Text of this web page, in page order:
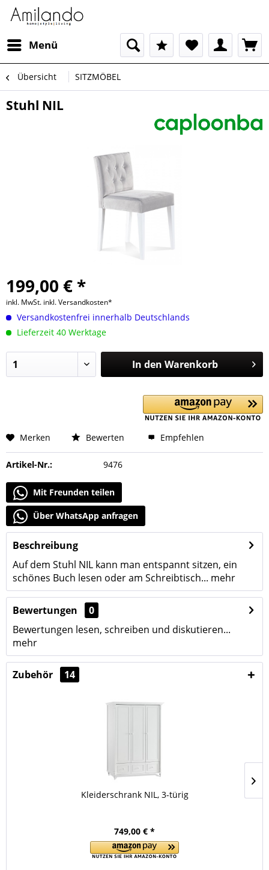
Menü
Übersicht SITZMÖBEL
Stuhl NIL
199,00 € *
inkl. MwSt. inkl. Versandkosten*
Versandkostenfrei innerhalb Deutschlands
Lieferzeit 40 Werktage
In den Warenkorb
Merken Bewerten Empfehlen
Artikel-Nr.: 9476
Mit Freunden teilen
Über WhatsApp anfragen
Beschreibung
Auf dem Stuhl NIL kann man entspannt sitzen, ein
schönes Buch lesen oder am Schreibtisch... mehr
Bewertungen
0
Bewertungen lesen, schreiben und diskutieren...
mehr
Zubehör 14
Kleiderschrank NIL, 3-türig
749,00 € *